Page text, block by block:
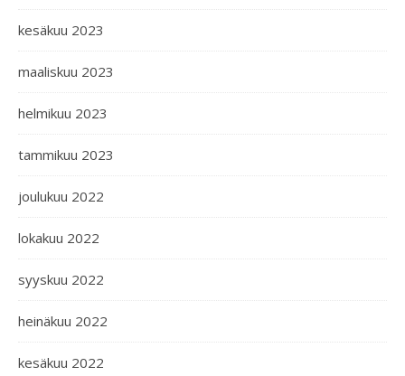
kesäkuu 2023
maaliskuu 2023
helmikuu 2023
tammikuu 2023
joulukuu 2022
lokakuu 2022
syyskuu 2022
heinäkuu 2022
kesäkuu 2022